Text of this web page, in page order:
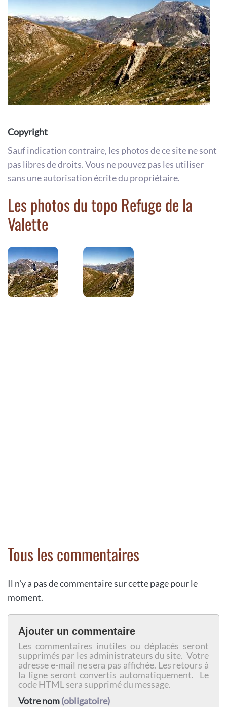
Copyright
Sauf indication contraire, les photos de ce site ne sont
pas libres de droits. Vous ne pouvez pas les utiliser
sans une autorisation écrite du propriétaire.
Les photos du topo Refuge de la
Valette
Tous les commentaires
Il n'y a pas de commentaire sur cette page pour le
moment.
Ajouter un commentaire
Les commentaires inutiles ou déplacés seront
supprimés par les administrateurs du site. Votre
adresse e-mail ne sera pas affichée. Les retours à
la ligne seront convertis automatiquement. Le
code HTML sera supprimé du message.
Votre nom(obligatoire)